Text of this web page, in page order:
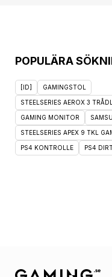
POPULÄRA
[ID] GAMINGSTOL
STEELSERIES AEROX 3
GAMING MONITOR
STEELSERIES APEX 9 TKL
PS4 KONTROLLE PS4